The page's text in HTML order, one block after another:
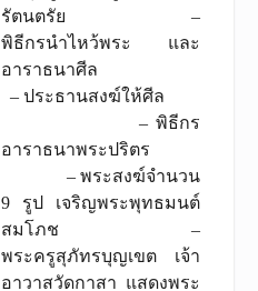
รัตนตรัย –
พิธีกรนำไหว้พระ และ
อาราธนาศีล
– ประธานสงฆ์ให้ศีล
– พิธีกร
อาราธนาพระปริตร
– พระสงฆ์จำนวน
9 รูป เจริญพระพุทธมนต์
สมโภช –
พระครูสุภัทรบุญเขต เจ้า
อาวาสวัดกาสา แสดงพระ